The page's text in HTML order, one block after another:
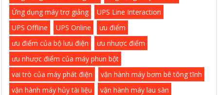
Ứng dụng máy trợ giảng
UPS Line Interaction
UPS Offline
UPS Online
ưu điểm
ưu điểm của bộ lưu điện
ưu nhược điểm
ưu nhược điểm của máy phun bột
vai trò của máy phát điện
vận hành máy bơm bê tông tĩnh
vận hành máy hủy tài liệu
vận hành máy lau sàn